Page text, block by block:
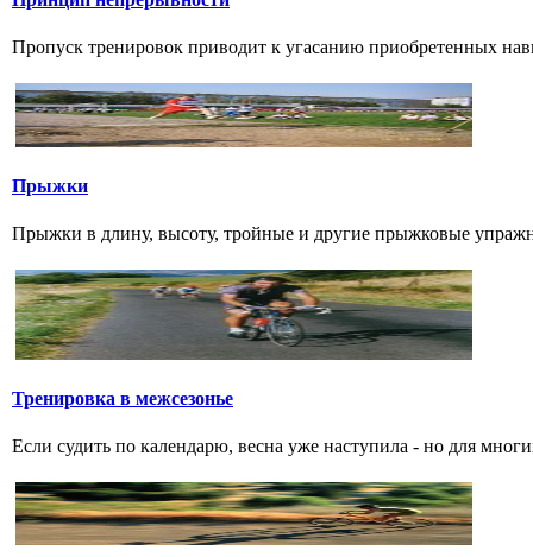
Пропуск тренировок приводит к угасанию приобретенных
Прыжки
Прыжки в длину, высоту, тройные и другие прыжковые
Тренировка в межсезонье
Если судить по календарю, весна уже наступила - но для